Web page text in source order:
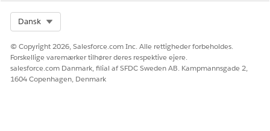
Dansk
© Copyright 2026, Salesforce.com Inc. Alle rettigheder forbeholdes.
Forskellige varemærker tilhører deres respektive ejere.
salesforce.com Danmark, filial af SFDC Sweden AB. Kampmannsgade 2,
1604 Copenhagen, Denmark